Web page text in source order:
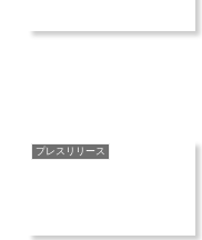
プレスリリース